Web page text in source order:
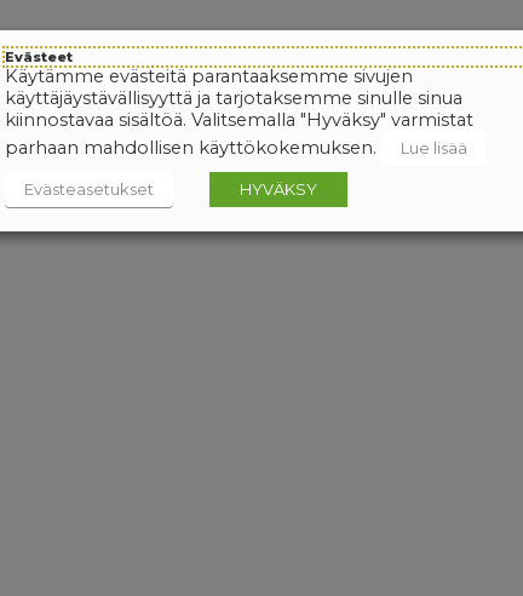
Evästeet
Käytämme evästeitä parantaaksemme sivujen
käyttäjäystävällisyyttä ja tarjotaksemme sinulle sinua
kiinnostavaa sisältöä. Valitsemalla "Hyväksy" varmistat
parhaan mahdollisen käyttökokemuksen.
Lue lisää
Evästeasetukset HYVÄKSY